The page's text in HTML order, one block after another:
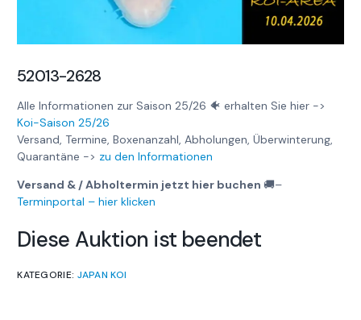
52013-2628
Alle Informationen zur Saison 25/26 🐠 erhalten Sie hier ->
Koi-Saison 25/26
Versand, Termine, Boxenanzahl, Abholungen, Überwinterung,
Quarantäne -> zu den Informationen
Versand & / Abholtermin jetzt hier buchen 🚚–
Terminportal – hier klicken
Diese Auktion ist beendet
KATEGORIE: JAPAN KOI